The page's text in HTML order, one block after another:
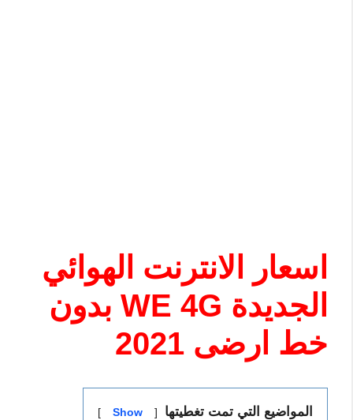
اسعار الانترنت الهوائي
الجديدة WE 4G بدون
خط ارضى 2021
المواضيع التي تمت تغطيتها Show